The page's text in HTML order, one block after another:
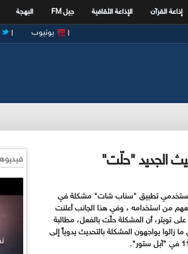
إذاعة القرآن الإذاعة الثقافية جيل FM البهجة
يوتيوب
الجديد "حلّت"
تطبيق "سناب شات" مشكلة في
من استخدامه ، وفي هذا الجانب أعلنت
تويتر، أن المشكلة حلّت بالفعل، مطالبة
زالوا يواجهون المشكلة بالتحديث يدوياً إلى
".